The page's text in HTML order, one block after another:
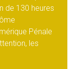
de 130 heures
Pénale
les